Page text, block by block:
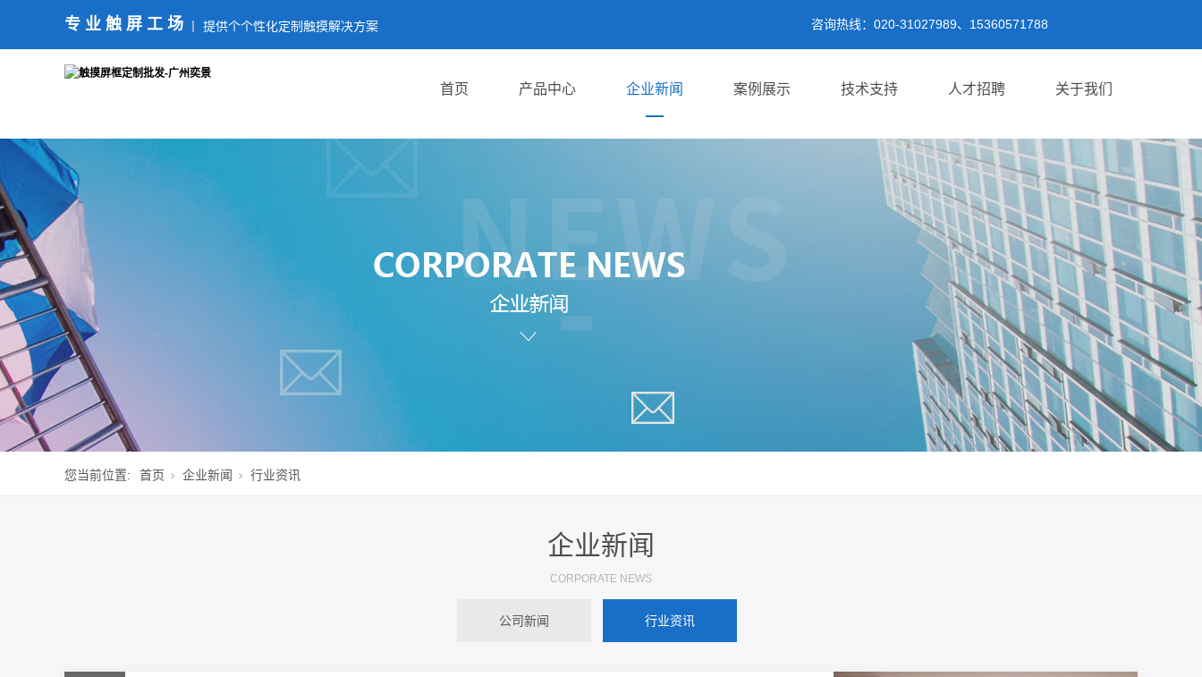
专业触屏工场 提供个个性化定制触摸解决方案 咨询热线：020-31027989、15360571788
首页 产品中心 企业新闻 案例展示 技术支持 人才招聘 关于我们
您当前位置: 首页 企业新闻 行业资讯
企业新闻
CORPORATE NEWS
公司新闻 行业资讯